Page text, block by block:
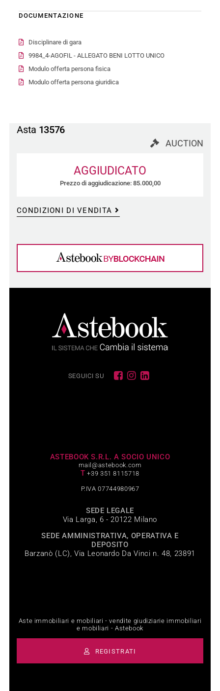
DOCUMENTAZIONE
Disciplinare di gara
9984_4-AGOFIL - ALLEGATO BENI LOTTO UNICO
Modulo offerta persona fisica
Modulo offerta persona giuridica
Asta 13576
AUCTION
AGGIUDICATO
Prezzo di aggiudicazione: 85.000,00
CONDIZIONI DI VENDITA
SEGUICI SU
ASTEBOOK S.R.L. A SOCIO UNICO
mail@astebook.com
T +39 351 8115718
P.IVA 07744980967
SEDE LEGALE
Via Larga, 6 - 20122 Milano
SEDE AMMINISTRATIVA, OPERATIVA E
DEPOSITO
Barzanò (LC), Via Leonardo Da Vinci n. 48, 23891
Aste immobiliari e mobiliari - vendite giudiziarie immobiliari
e mobiliari - Astebook
REGISTRATI